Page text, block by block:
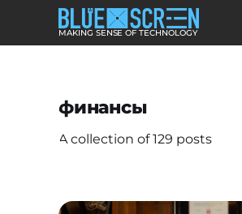
MAKING SENSE OF TECHNOLOGY
финансы
A collection of 129 posts